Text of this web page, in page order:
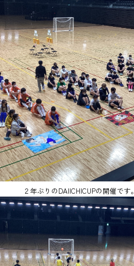
２年ぶりのDAIICHICUPの開催です。